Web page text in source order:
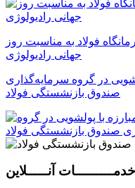
فولاد به مناسبت روز
جهانی رادیولوژی
در گروه سرمایه‌گذاری
صندوق بازنشستگی فولاد
خدمـــــــــات آنـــــلاین